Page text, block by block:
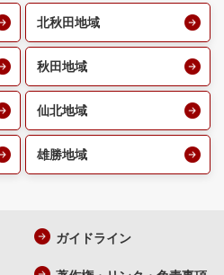
北秋田地域
秋田地域
仙北地域
雄勝地域
ガイドライン